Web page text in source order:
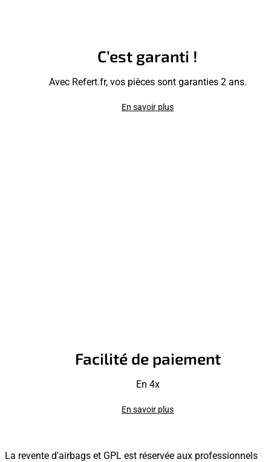
C’est garanti !
Avec Refert.fr, vos pièces sont garanties 2 ans.
En savoir plus
Facilité de paiement
En 4x
En savoir plus
La revente d'airbags et GPL est réservée aux professionnels